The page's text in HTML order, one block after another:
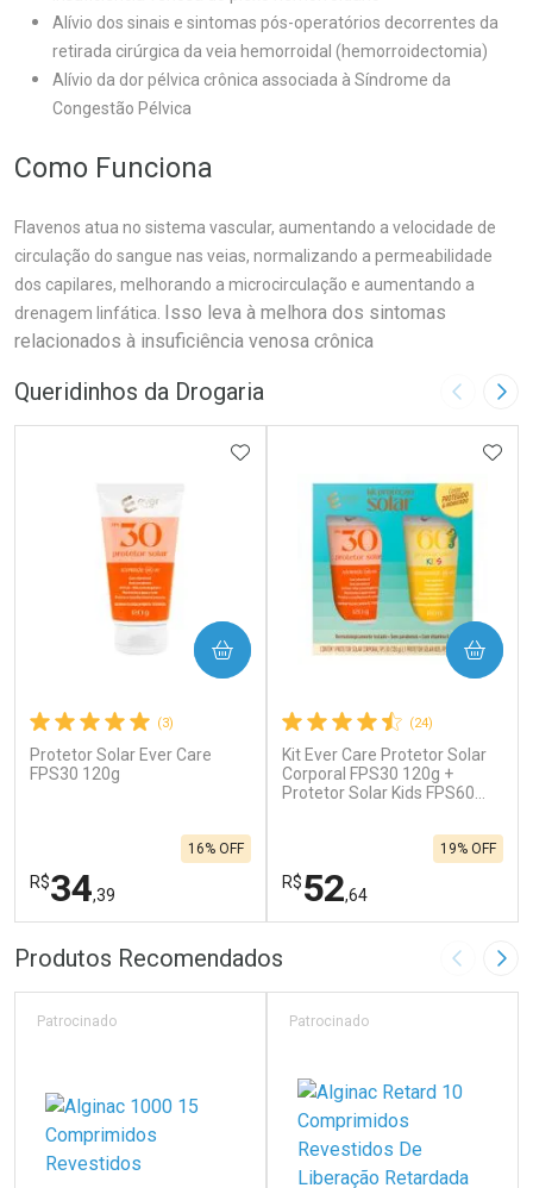
Alívio dos sinais e sintomas pós-operatórios decorrentes da
retirada cirúrgica da veia hemorroidal (hemorroidectomia)
Alívio da dor pélvica crônica associada à Síndrome da
Congestão Pélvica
Como Funciona
Flavenos atua no sistema vascular, aumentando a velocidade de
circulação do sangue nas veias, normalizando a permeabilidade
dos capilares, melhorando a microcirculação e aumentando a
drenagem linfática. Isso leva à melhora dos sintomas
relacionados à insuficiência venosa crônica
Queridinhos da Drogaria Imagem
(3)
Protetor Solar Ever Care
FPS30 120g
R$34,39
16% OFF
ADICIONAR AOS FAVORITOS
COMPRAR
FECHAR
Laboratório
FECHAR
Por Menos
(24)
Kit Ever Care Protetor Solar
Corporal FPS30 120g +
Protetor Solar Kids FPS60
R$52,64
19% OFF
COMPRAR
Laboratório
Por Menos
Produtos Recomendados Imagem
Patrocinado Patrocinado